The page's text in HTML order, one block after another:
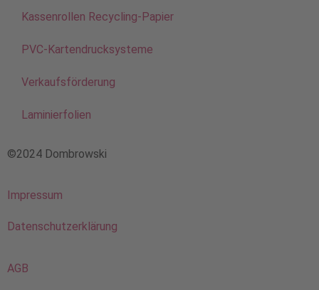
Kassenrollen Recycling-Papier
PVC-Kartendrucksysteme
Verkaufsförderung
Laminierfolien
©2024 Dombrowski
Impressum
Datenschutzerklärung
AGB